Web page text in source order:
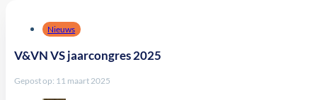
Nieuws
V&VN VS jaarcongres 2025
Gepost op: 11 maart 2025